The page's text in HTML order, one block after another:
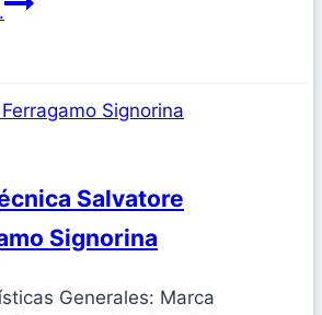
Salvatore
Signorina
Generales: Marca